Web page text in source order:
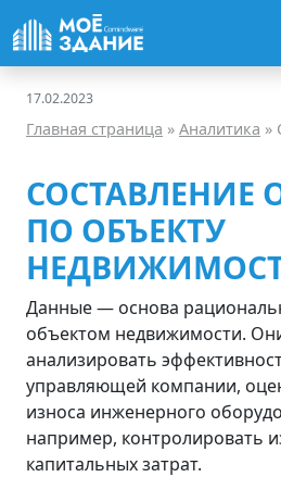
Перейти
содержимому
17.02.2023
Главная страница » Аналитика »
СОСТАВЛЕНИЕ
ПО ОБЪЕКТУ
Данные — основа
объектом недвижимости.
анализировать
управляющей компании,
износа инженерного
например, контролировать
капитальных затрат.